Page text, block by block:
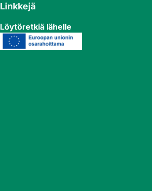
Linkkejä
Löytöretkiä lähelle